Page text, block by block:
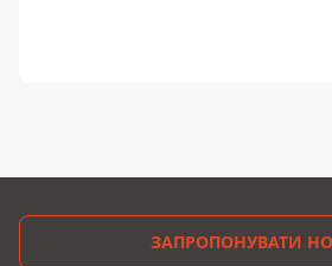
ЗАПРОПОНУВАТИ